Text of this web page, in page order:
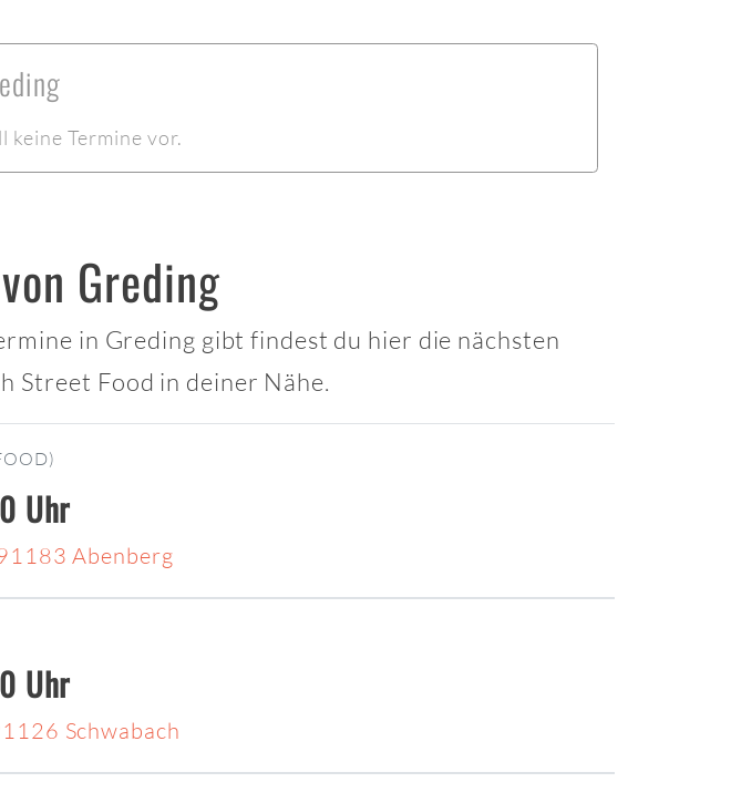
keine Termine vor.
Greding
in Greding gibt findest du hier die nächsten
Street Food in deiner Nähe.
Uhr
Abenberg
Uhr
Schwabach